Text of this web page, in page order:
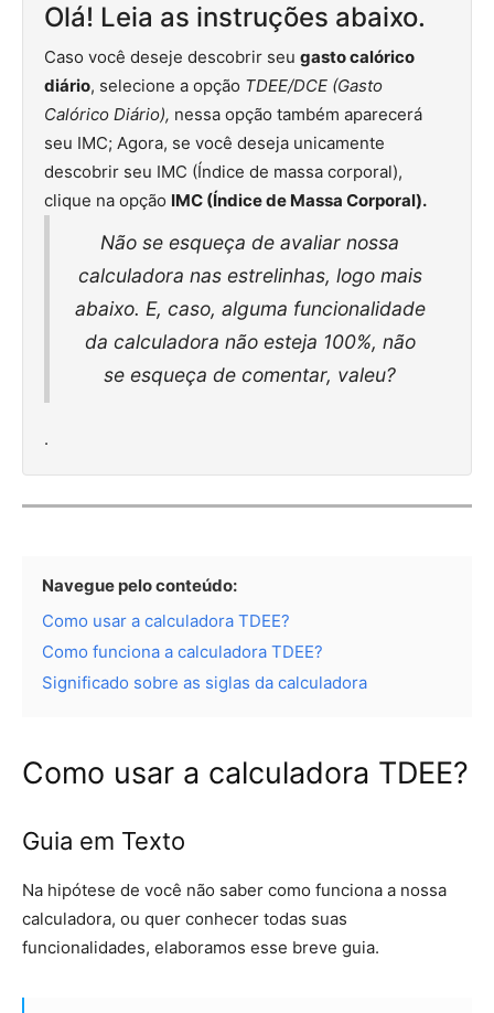
Olá! Leia as instruções abaixo.
Caso você deseje descobrir seu gasto calórico
diário, selecione a opção TDEE/DCE (Gasto
Calórico Diário), nessa opção também aparecerá
seu IMC; Agora, se você deseja unicamente
descobrir seu IMC (Índice de massa corporal),
clique na opção IMC (Índice de Massa Corporal).
Não se esqueça de avaliar nossa
calculadora nas estrelinhas, logo mais
abaixo. E, caso, alguma funcionalidade
da calculadora não esteja 100%, não
se esqueça de comentar, valeu?
.
Navegue pelo conteúdo:
Como usar a calculadora TDEE?
Como funciona a calculadora TDEE?
Significado sobre as siglas da calculadora
Como usar a calculadora TDEE?
Guia em Texto
Na hipótese de você não saber como funciona a nossa
calculadora, ou quer conhecer todas suas
funcionalidades, elaboramos esse breve guia.